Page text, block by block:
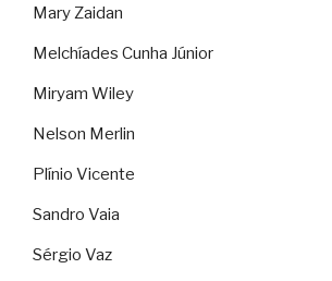
Mary Zaidan
Melchíades Cunha Júnior
Miryam Wiley
Nelson Merlin
Plínio Vicente
Sandro Vaia
Sérgio Vaz